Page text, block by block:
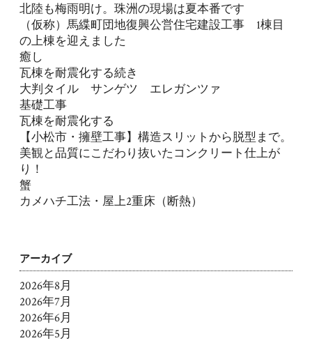
北陸も梅雨明け。珠洲の現場は夏本番です
（仮称）馬緤町団地復興公営住宅建設工事 1棟目
の上棟を迎えました
癒し
瓦棟を耐震化する続き
大判タイル サンゲツ エレガンツァ
基礎工事
瓦棟を耐震化する
【小松市・擁壁工事】構造スリットから脱型まで。
美観と品質にこだわり抜いたコンクリート仕上が
り！
蟹
カメハチ工法・屋上2重床（断熱）
アーカイブ
2026年8月
2026年7月
2026年6月
2026年5月